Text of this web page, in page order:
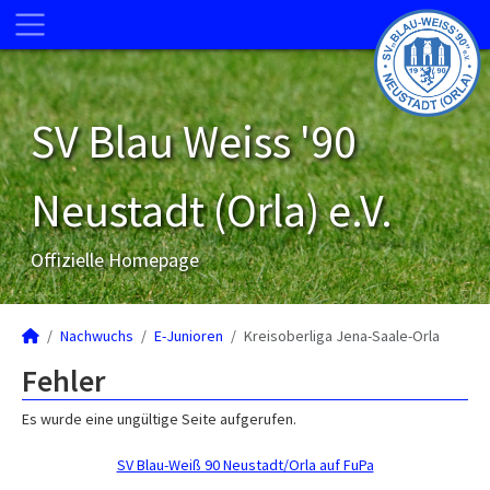
SV Blau Weiss '90
Neustadt (Orla) e.V.
Offizielle Homepage
Nachwuchs E-Junioren Kreisoberliga Jena-Saale-Orla
Fehler
Es wurde eine ungültige Seite aufgerufen.
SV Blau-Weiß 90 Neustadt/Orla auf FuPa